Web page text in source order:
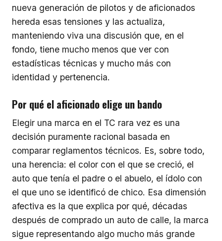
nueva generación de pilotos y de aficionados
hereda esas tensiones y las actualiza,
manteniendo viva una discusión que, en el
fondo, tiene mucho menos que ver con
estadísticas técnicas y mucho más con
identidad y pertenencia.
Por qué el aficionado elige un bando
Elegir una marca en el TC rara vez es una
decisión puramente racional basada en
comparar reglamentos técnicos. Es, sobre todo,
una herencia: el color con el que se creció, el
auto que tenía el padre o el abuelo, el ídolo con
el que uno se identificó de chico. Esa dimensión
afectiva es la que explica por qué, décadas
después de comprado un auto de calle, la marca
sigue representando algo mucho más grande